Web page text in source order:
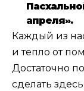
апреля».
Каждый из
и тепло от
Достаточно
сделать